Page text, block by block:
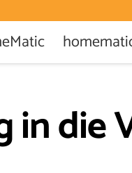
in die